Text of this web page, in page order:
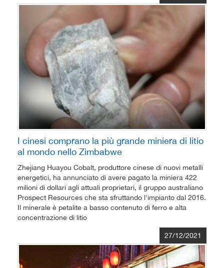
I cinesi comprano la più grande miniera di litio
al mondo nello Zimbabwe
Zhejiang Huayou Cobalt, produttore cinese di nuovi metalli
energetici, ha annunciato di avere pagato la miniera 422
milioni di dollari agli attuali proprietari, il gruppo australiano
Prospect Resources che sta sfruttando l'impianto dal 2016.
Il minerale è petalite a basso contenuto di ferro e alta
concentrazione di litio
27/12/2021